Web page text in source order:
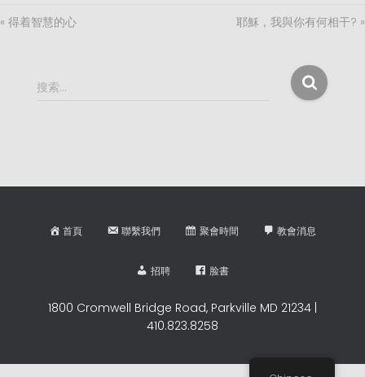
« 得着智慧的心 耶穌，我與你有何相干? »
搜
索
搜索…
首頁 聯繫我們 聚會時間 教會消息
招聘 脸書
1800 Cromwell Bridge Road, Parkville MD 21234 |
410.823.8258